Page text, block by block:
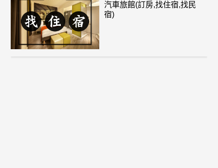
汽車旅館(訂房,找住宿,找民
宿)